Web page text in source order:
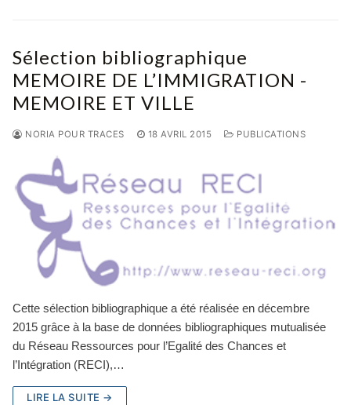
Sélection bibliographique
MEMOIRE DE L’IMMIGRATION -
MEMOIRE ET VILLE
NORIA POUR TRACES 18 AVRIL 2015 PUBLICATIONS
Cette sélection bibliographique a été réalisée en décembre
2015 grâce à la base de données bibliographiques mutualisée
du Réseau Ressources pour l’Egalité des Chances et
l’Intégration (RECI),…
LIRE LA SUITE →